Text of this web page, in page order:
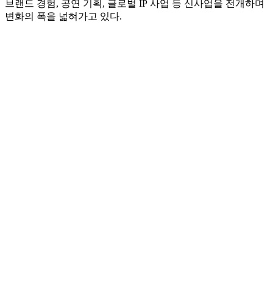
온·오프라인을 아우르는 놀라운 고객 경험으로 업의 외연을
확장해 나가겠다”고 말했다.